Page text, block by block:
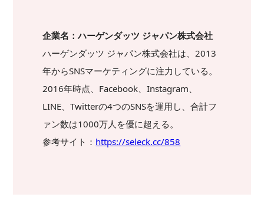
企業名：ハーゲンダッツ ジャパン株式会社
ハーゲンダッツ ジャパン株式会社は、2013
年からSNSマーケティングに注力している。
2016年時点、Facebook、Instagram、
LINE、Twitterの4つのSNSを運用し、合計フ
ァン数は1000万人を優に超える。
参考サイト： https://seleck.cc/858